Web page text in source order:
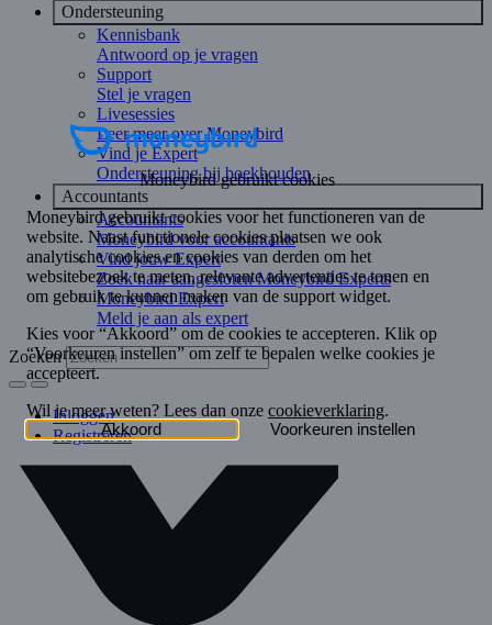
Ondersteuning
Kennisbank
Antwoord op je vragen
Support
Stel je vragen
Livesessies
Leer meer over Moneybird
Vind je Expert
Ondersteuning bij boekhouden
Accountants
Accountants
Moneybird voor accountants
Vind jouw Expert
Zoek naar aangesloten Moneybird Experts
Moneybird Expert
Meld je aan als expert
Zoeken
Inloggen
Registreren